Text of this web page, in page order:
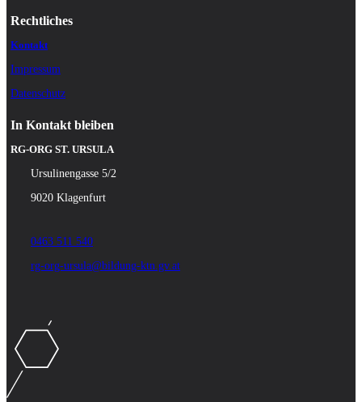
Rechtliches
Kontakt
Impressum
Datenschutz
In Kontakt bleiben
RG-ORG ST. URSULA
Ursulinengasse 5/2
9020 Klagenfurt
0463 511 540
rg-org-ursula@bildung-ktn.gv.at